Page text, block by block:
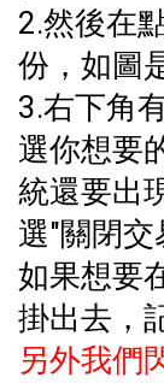
2.然後在
份，如圖
3.右下角
選你想要
統還要出
選"關閉交
如果想要
掛出去，
另外我們